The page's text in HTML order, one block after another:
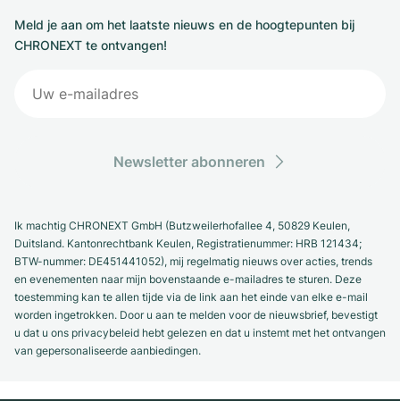
Meld je aan om het laatste nieuws en de hoogtepunten bij
CHRONEXT te ontvangen!
Newsletter abonneren
Ik machtig CHRONEXT GmbH (Butzweilerhofallee 4, 50829 Keulen,
Duitsland. Kantonrechtbank Keulen, Registratienummer: HRB 121434;
BTW-nummer: DE451441052), mij regelmatig nieuws over acties, trends
en evenementen naar mijn bovenstaande e-mailadres te sturen. Deze
toestemming kan te allen tijde via de link aan het einde van elke e-mail
worden ingetrokken. Door u aan te melden voor de nieuwsbrief, bevestigt
u dat u ons privacybeleid hebt gelezen en dat u instemt met het ontvangen
van gepersonaliseerde aanbiedingen.